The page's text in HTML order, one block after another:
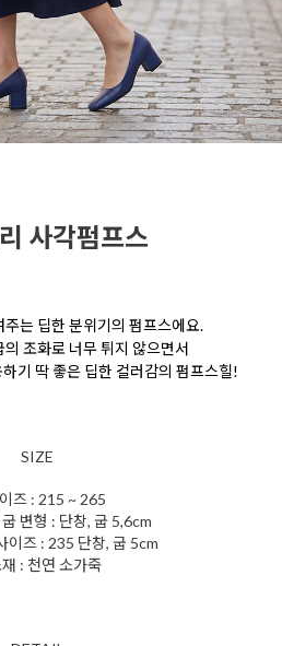
사각펌프스
는 딥한 분위기의 펌프스에요.
조화로 너무 튀지 않으면서
기 딱 좋은 딥한 컬러감의 펌프스힐!
SIZE
즈 : 215 ~ 265
변형 : 단창, 굽 5,6cm
이즈 : 235 단창, 굽 5cm
: 천연 소가죽